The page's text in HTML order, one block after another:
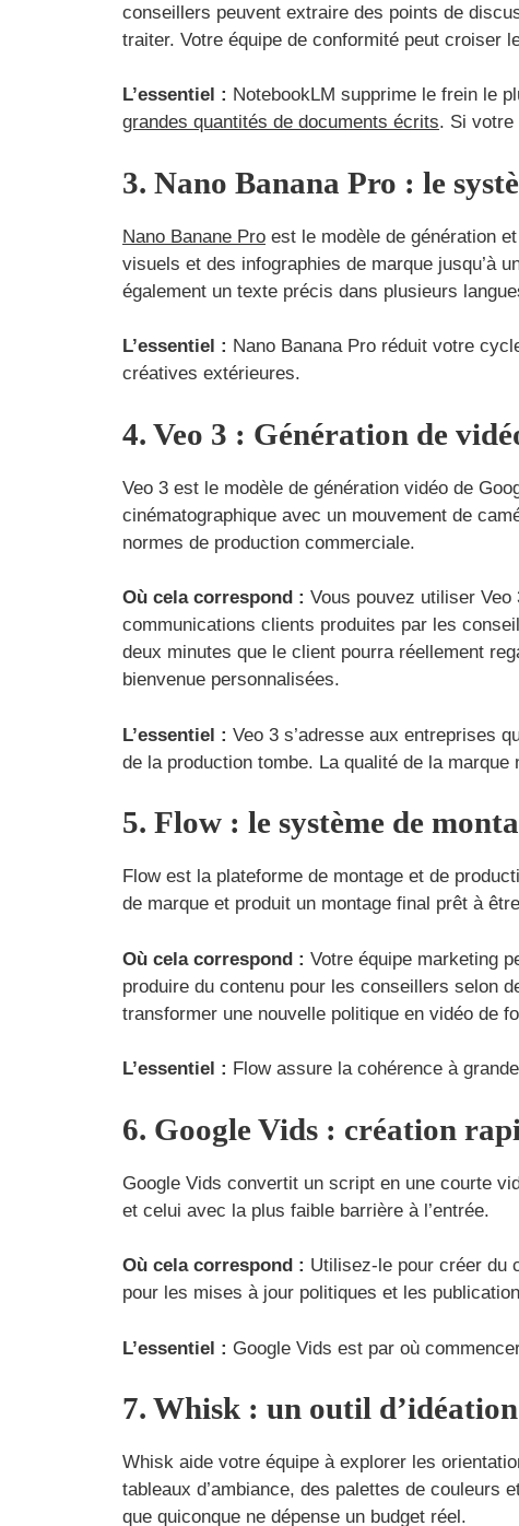
conseillers peuvent extraire des points de
traiter. Votre équipe de conformité peut croiser
L’essentiel : NotebookLM supprime le frein le
grandes quantités de documents écrits. Si votre
3. Nano Banana Pro : le
Nano Banane Pro est le modèle de génération
visuels et des infographies de marque jusqu’à
également un texte précis dans plusieurs
L’essentiel : Nano Banana Pro réduit votre
créatives extérieures.
4. Veo 3 : Génération de
Veo 3 est le modèle de génération vidéo de
cinématographique avec un mouvement de
normes de production commerciale.
Où cela correspond : Vous pouvez utiliser
communications clients produites par les
deux minutes que le client pourra réellement
bienvenue personnalisées.
L’essentiel : Veo 3 s’adresse aux entreprises
de la production tombe. La qualité de la marque
5. Flow : le système de
Flow est la plateforme de montage et de
de marque et produit un montage final prêt à
Où cela correspond : Votre équipe marketing
produire du contenu pour les conseillers selon
transformer une nouvelle politique en vidéo de
L’essentiel : Flow assure la cohérence à
6. Google Vids : création
Google Vids convertit un script en une courte
et celui avec la plus faible barrière à l’entrée.
Où cela correspond : Utilisez-le pour créer du
pour les mises à jour politiques et les
L’essentiel : Google Vids est par où
7. Whisk : un outil
Whisk aide votre équipe à explorer les
tableaux d’ambiance, des palettes de couleurs
que quiconque ne dépense un budget réel.